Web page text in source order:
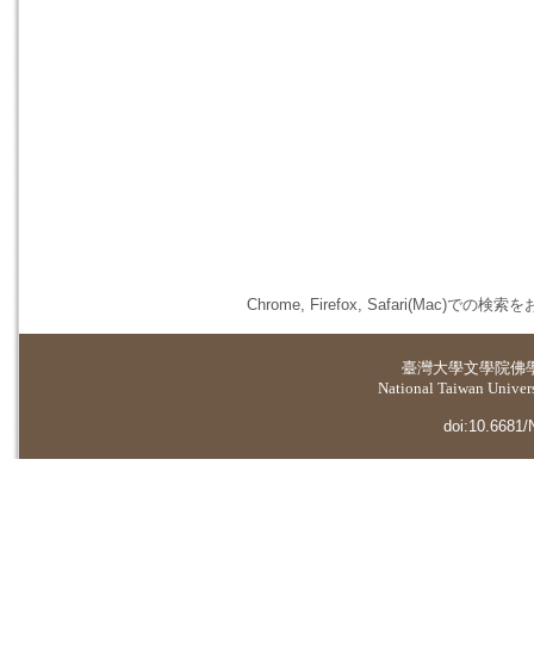
Chrome, Firefox, Safari(Mac)での検索を
臺灣大學文學院佛
National Taiwan
doi:10.6681/